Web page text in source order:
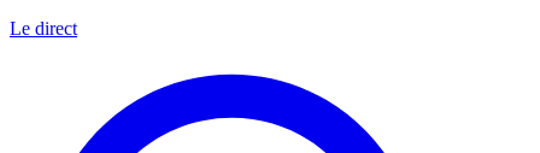
Le direct